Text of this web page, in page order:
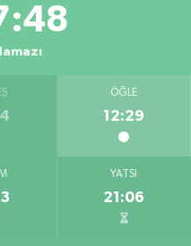
ÖĞLE
12:29
YATSI
21:06